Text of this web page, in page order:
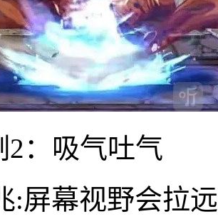
2：吸气吐气
:屏幕视野会拉